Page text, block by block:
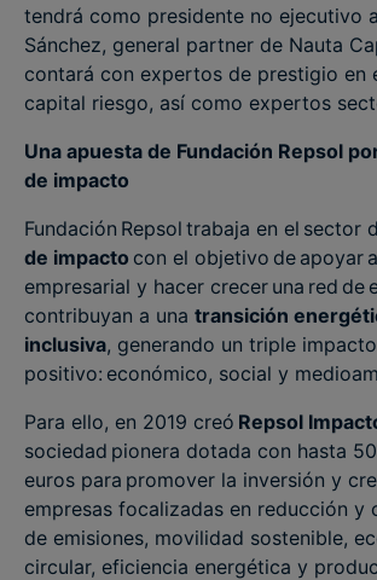
tendrá como presidente no ejecutivo
Sánchez, general partner de Nauta
contará con expertos de prestigio en
capital riesgo, así como expertos
Una apuesta de Fundación Repsol
de impacto
Fundación Repsol trabaja en el sector
de impacto con el objetivo de apoyar
empresarial y hacer crecer una red de
contribuyan a una transición
inclusiva, generando un triple impacto
positivo: económico, social y
Para ello, en 2019 creó Repsol
sociedad pionera dotada con hasta
euros para promover la inversión y
empresas focalizadas en reducción y
de emisiones, movilidad sostenible,
circular, eficiencia energética y